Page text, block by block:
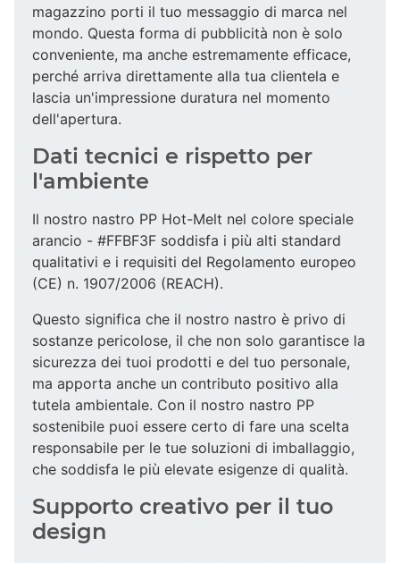
magazzino porti il tuo messaggio di marca nel
mondo. Questa forma di pubblicità non è solo
conveniente, ma anche estremamente efficace,
perché arriva direttamente alla tua clientela e
lascia un'impressione duratura nel momento
dell'apertura.
Dati tecnici e rispetto per
l'ambiente
Il nostro nastro PP Hot-Melt nel colore speciale
arancio - #FFBF3F soddisfa i più alti standard
qualitativi e i requisiti del Regolamento europeo
(CE) n. 1907/2006 (REACH).
Questo significa che il nostro nastro è privo di
sostanze pericolose, il che non solo garantisce la
sicurezza dei tuoi prodotti e del tuo personale,
ma apporta anche un contributo positivo alla
tutela ambientale. Con il nostro nastro PP
sostenibile puoi essere certo di fare una scelta
responsabile per le tue soluzioni di imballaggio,
che soddisfa le più elevate esigenze di qualità.
Supporto creativo per il tuo
design